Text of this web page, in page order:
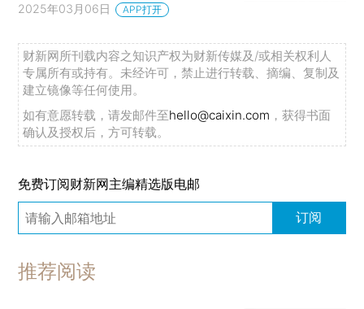
2025年03月06日 APP打开
财新网所刊载内容之知识产权为财新传媒及/或相关权利人
专属所有或持有。未经许可，禁止进行转载、摘编、复制及
建立镜像等任何使用。
如有意愿转载，请发邮件至hello@caixin.com ，获得书面
确认及授权后，方可转载。
免费订阅财新网主编精选版电邮
订阅
推荐阅读